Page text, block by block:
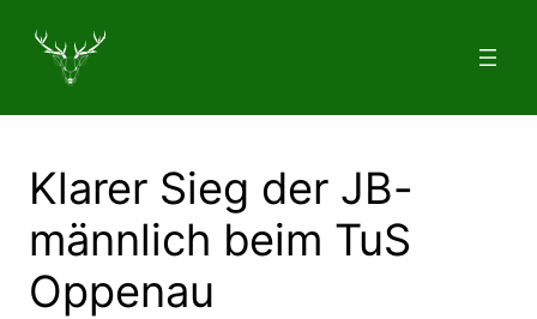
Inhalt
springen
Klarer Sieg der JB-
männlich beim TuS
Oppenau